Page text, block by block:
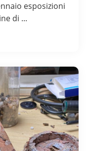
esposizioni
di ...